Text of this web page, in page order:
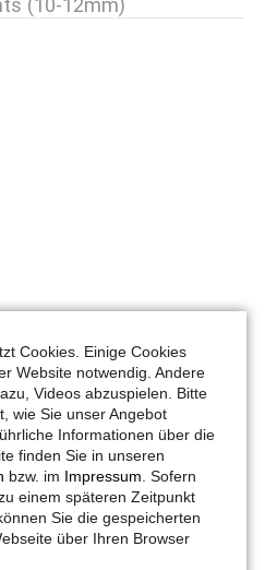
(10-12mm)
Lüftung
Alu rechts (10-12mm)
/ Falzscheren
Cookies. Einige Cookies
Website notwendig. Andere
Videos abzuspielen. Bitte
wie Sie unser Angebot
Informationen über die
finden Sie in unseren
bzw. im Impressum . Sofern
einem späteren Zeitpunkt
Sie die gespeicherten
über Ihren Browser